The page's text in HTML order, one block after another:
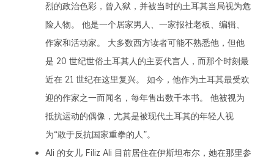
烈的政治色彩，曾入狱，并被当时的土耳其当局视为危
险人物。 他是一个居家男人、一家报社老板、编辑、
作家和活动家。 大多数西方读者可能不熟悉他，但他
是 20 世纪世俗土耳其人的主要代言人，而那个时刻最
近在 21 世纪在这里复兴。 如今，他作为土耳其最受欢
迎的作家之一而闻名，每年售出数千本书。 他被视为
抵抗运动的偶像，尤其是被现代土耳其的年轻人视
为“敢于反抗国家重拳的人”。
Ali 的女儿 Filiz Ali 目前居住在伊斯坦布尔，她在那里参